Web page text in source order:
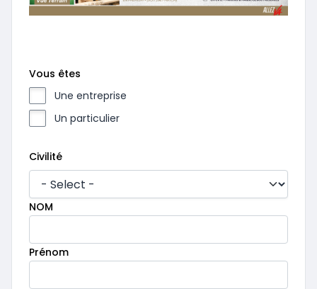
Vous êtes
Une entreprise
Un particulier
NOM
Civilité
Civilité
Mandatory
NOM
PrénomMandatory